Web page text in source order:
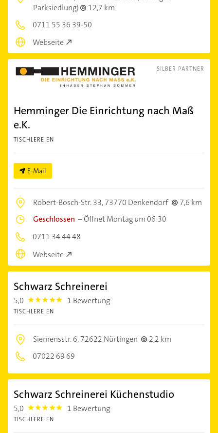
Parksiedlung)
12,7 km
0711 55 36 39-50
Webseite
SILBER PARTNER
Hemminger Die Einrichtung nach Maß
e.K.
TISCHLEREIEN
E-Mail
Robert-Bosch-Str. 33,73770 Denkendorf
7,6 km
Geschlossen –Öffnet Montag um 06:30
0711 34 44 48
Webseite
Schwarz Schreinerei
5,0 5.0 1 Bewertung
TISCHLEREIEN
Siemensstr. 6,72622 Nürtingen
2,2 km
07022 69 69
Schwarz Schreinerei Küchenstudio
5,0 5.0 1 Bewertung
TISCHLEREIEN